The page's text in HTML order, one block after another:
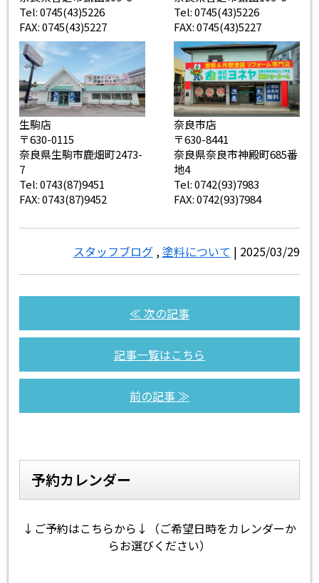
Tel: 0745(43)5226
FAX: 0745(43)5227
Tel: 0745(43)5226
FAX: 0745(43)5227
生駒店
〒630-0115
奈良県生駒市鹿畑町2473-
7
Tel: 0743(87)9451
FAX: 0743(87)9452
奈良市店
〒630-8441
奈良県奈良市神殿町685番
地4
Tel: 0742(93)7983
FAX: 0742(93)7984
スタッフブログ,塗料について | 2025/03/29
≪ 次の記事
記事一覧はこちら
前の記事 ≫
予約カレンダー
↓ご予約はこちらから↓（ご希望日時をカレンダーか
らお選びください）